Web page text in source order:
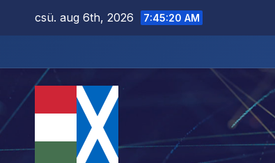
csü. aug 6th, 2026 7:45:22 AM